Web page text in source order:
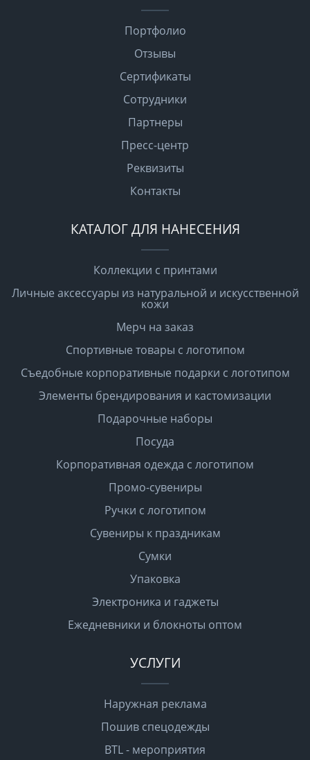
Портфолио
Отзывы
Сертификаты
Сотрудники
Партнеры
Пресс-центр
Реквизиты
Контакты
КАТАЛОГ ДЛЯ НАНЕСЕНИЯ
Коллекции с принтами
Личные аксессуары из натуральной и искусственной
кожи
Мерч на заказ
Спортивные товары с логотипом
Съедобные корпоративные подарки с логотипом
Элементы брендирования и кастомизации
Подарочные наборы
Посуда
Корпоративная одежда с логотипом
Промо-сувениры
Ручки с логотипом
Сувениры к праздникам
Сумки
Упаковка
Электроника и гаджеты
Ежедневники и блокноты оптом
УСЛУГИ
Наружная реклама
Пошив спецодежды
BTL - мероприятия